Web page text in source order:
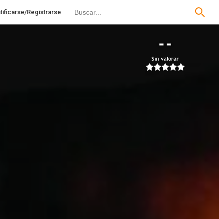
Registrarse
--
Sin valorar